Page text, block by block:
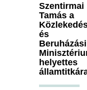
Szentirmai
Tamás a
és
Beruházási
helyettes